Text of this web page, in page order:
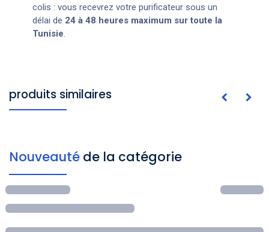
colis : vous recevrez votre purificateur sous un
délai de 24 à 48 heures maximum sur toute la
Tunisie.
produits similaires
Nouveauté de la catégorie